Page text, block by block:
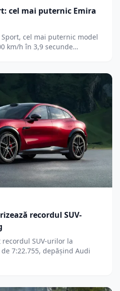
cel mai puternic Emira
cel mai puternic model
km/h în 3,9 secunde…
recordul SUV-
recordul SUV-urilor la
7:22.755, depășind Audi